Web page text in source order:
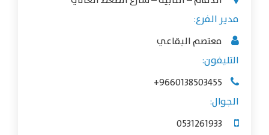
مدير الفرع:
معتصم البقاعي
التليفون:
+9660138503455
الجوال: